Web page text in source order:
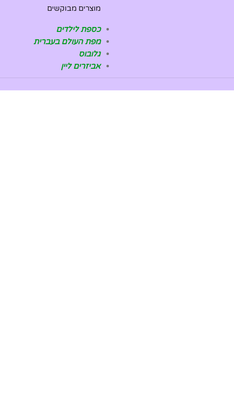
מוצרים מבוקשים
כספת לילדים
מפת העולם בעברית
גלובוס
אביזרים ליין